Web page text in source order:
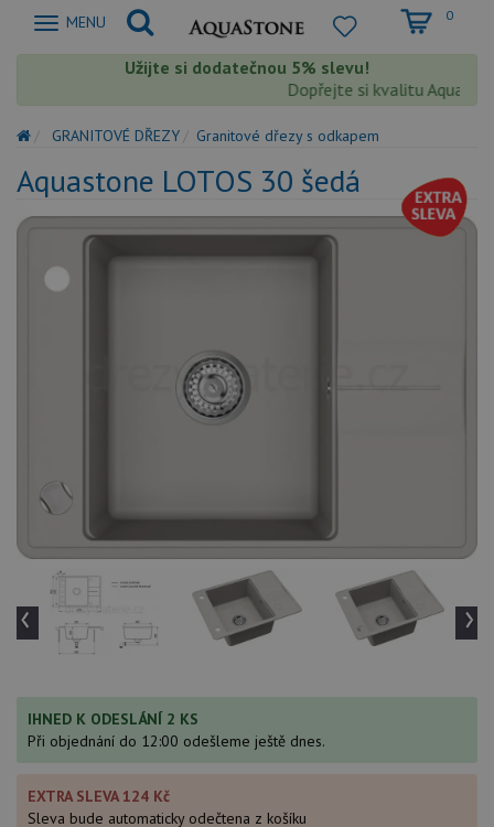
Zobrazit
MENU 0
Užijte si dodatečnou 5% slevu!
Dopřejte si kvalitu
GRANITOVÉ DŘEZY Granitové dřezy s odkapem
Aquastone LOTOS 30 šedá
‹ ›
IHNED K ODESLÁNÍ 2 KS
Při objednání do 12:00 odešleme ještě dnes.
EXTRA SLEVA 124 Kč
Sleva bude automaticky odečtena z košíku